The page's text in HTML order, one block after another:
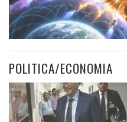
POLITICA/ECONOMIA